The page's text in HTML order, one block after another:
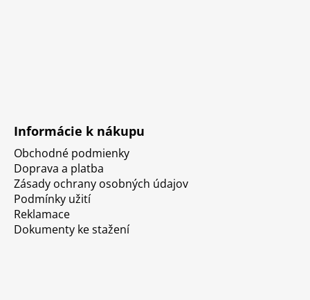
Informácie k nákupu
Obchodné podmienky
Doprava a platba
Zásady ochrany osobných údajov
Podmínky užití
Reklamace
Dokumenty ke stažení